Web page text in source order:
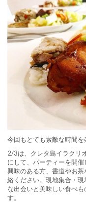
今回もとても素敵な時間を
2/3は、クレタ島イラクリ
にして、パーティーを開催
興味のある方、書道やお
絡ください。現地集合・
な出会いと美味しい食べ
す。